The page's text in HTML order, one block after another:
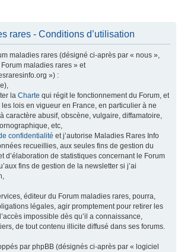
rares - Conditions d’utilisation
maladies rares (désigné ci-après par « nous »,
maladies rares » et
») :
la Charte qui régit le fonctionnement du Forum, et
lois en vigueur en France, en particulier à ne
caractère abusif, obscène, vulgaire, diffamatoire,
etc,
confidentialité et j’autorise Maladies Rares Info
recueillies, aux seules fins de gestion du
d’élaboration de statistiques concernant le Forum
fins de gestion de la newsletter si j’ai
éditeur du Forum maladies rares, pourra,
légales, agir promptement pour retirer les
impossible dès qu’il a connaissance,
de tout contenu illicite diffusé dans ses forums.
par phpBB (désignés ci-après par « logiciel